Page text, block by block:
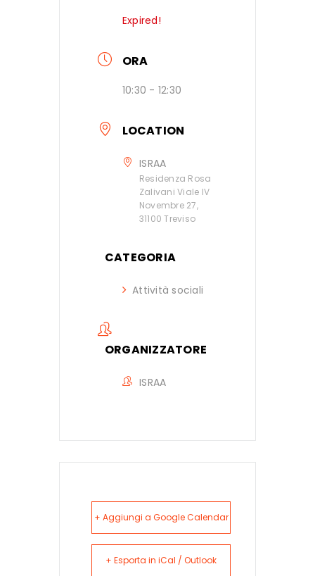
Expired!
ORA
10:30 - 12:30
LOCATION
ISRAA
Residenza Rosa
Zalivani Viale IV
Novembre 27,
31100 Treviso
CATEGORIA
Attività sociali
ORGANIZZATORE
ISRAA
+ Aggiungi a Google Calendar
+ Esporta in iCal / Outlook